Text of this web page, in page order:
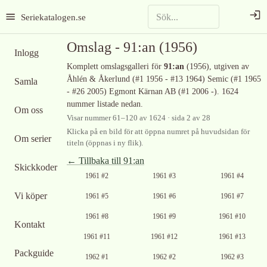
Seriekatalogen.se
Inlogg
Samla
Om oss
Om serier
Skickkoder
Vi köper
Kontakt
Packguide
Omslag - 91:an (1956)
Komplett omslagsgalleri för 91:an (1956), utgiven av
Åhlén & Åkerlund (#1 1956 - #13 1964) Semic (#1 1965
- #26 2005) Egmont Kärnan AB (#1 2006 -). 1624
nummer listade nedan.
Visar nummer61–120 av 1624 · sida 2 av 28
Klicka på en bild för att öppna numret på huvudsidan för
titeln (öppnas i ny flik).
← Tillbaka till 91:an
Ingen bild
1961 #2
Ingen bild
1961 #3
Ingen bild
1961 #4
Ingen bild
1961 #5
Ingen bild
1961 #6
Ingen bild
1961 #7
Ingen bild
1961 #8
Ingen bild
1961 #9
Ingen bild
1961 #10
Ingen bild
1961 #11
Ingen bild
1961 #12 1961 #13
Ingen bild
1962 #1
Ingen bild
1962 #2
Ingen bild
1962 #3